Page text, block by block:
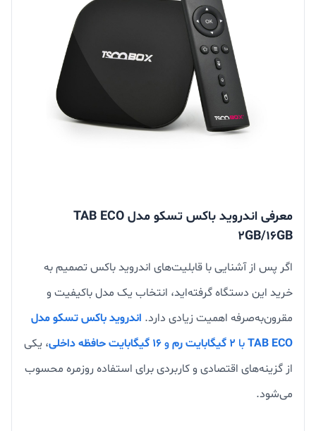
معرفی اندروید باکس تسکو مدل TAB ECO
2GB/16GB
اگر پس از آشنایی با قابلیت‌های اندروید باکس تصمیم به
خرید این دستگاه گرفته‌اید، انتخاب یک مدل باکیفیت و
مقرون‌به‌صرفه اهمیت زیادی دارد. اندروید باکس تسکو مدل
TAB ECOبا ۲ گیگابایت رم و۱۶ گیگابایت حافظه داخلی
، یکی
از گزینه‌های اقتصادی و کاربردی برای استفاده روزمره محسوب
می‌شود.